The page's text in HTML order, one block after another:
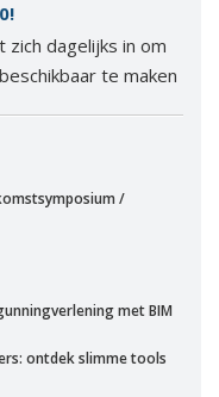
zich dagelijks in om
te maken
/
met BIM
ontdek slimme tools